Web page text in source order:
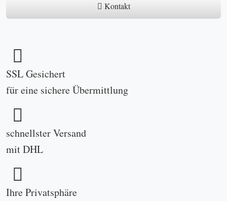
Kontakt
SSL Gesichert
für eine sichere Übermittlung
schnellster Versand
mit DHL
Ihre Privatsphäre